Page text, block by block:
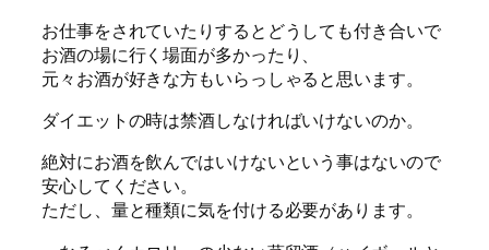
お仕事をされていたりするとどうしても付き合いで
お酒の場に行く場面が多かったり、
元々お酒が好きな方もいらっしゃると思います。
ダイエットの時は禁酒しなければいけないのか。
絶対にお酒を飲んではいけないという事はないので
安心してください。
ただし、量と種類に気を付ける必要があります。